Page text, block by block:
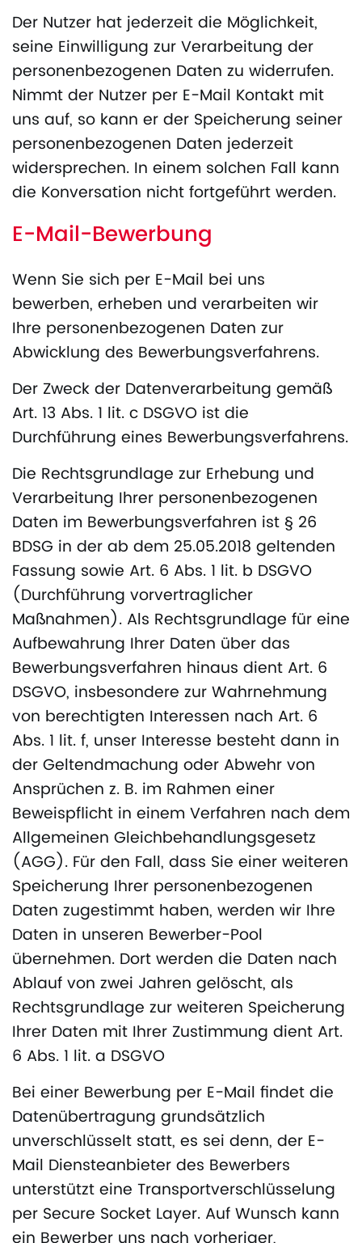
Der Nutzer hat jederzeit die Möglichkeit,
seine Einwilligung zur Verarbeitung der
personenbezogenen Daten zu widerrufen.
Nimmt der Nutzer per E-Mail Kontakt mit
uns auf, so kann er der Speicherung seiner
personenbezogenen Daten jederzeit
widersprechen. In einem solchen Fall kann
die Konversation nicht fortgeführt werden.
E-Mail-Bewerbung
Wenn Sie sich per E-Mail bei uns
bewerben, erheben und verarbeiten wir
Ihre personenbezogenen Daten zur
Abwicklung des Bewerbungsverfahrens.
Der Zweck der Datenverarbeitung gemäß
Art. 13 Abs. 1 lit. c DSGVO ist die
Durchführung eines Bewerbungsverfahrens.
Die Rechtsgrundlage zur Erhebung und
Verarbeitung Ihrer personenbezogenen
Daten im Bewerbungsverfahren ist § 26
BDSG in der ab dem 25.05.2018 geltenden
Fassung sowie Art. 6 Abs. 1 lit. b DSGVO
(Durchführung vorvertraglicher
Maßnahmen). Als Rechtsgrundlage für eine
Aufbewahrung Ihrer Daten über das
Bewerbungsverfahren hinaus dient Art. 6
DSGVO, insbesondere zur Wahrnehmung
von berechtigten Interessen nach Art. 6
Abs. 1 lit. f, unser Interesse besteht dann in
der Geltendmachung oder Abwehr von
Ansprüchen z. B. im Rahmen einer
Beweispflicht in einem Verfahren nach dem
Allgemeinen Gleichbehandlungsgesetz
(AGG). Für den Fall, dass Sie einer weiteren
Speicherung Ihrer personenbezogenen
Daten zugestimmt haben, werden wir Ihre
Daten in unseren Bewerber-Pool
übernehmen. Dort werden die Daten nach
Ablauf von zwei Jahren gelöscht, als
Rechtsgrundlage zur weiteren Speicherung
Ihrer Daten mit Ihrer Zustimmung dient Art.
6 Abs. 1 lit. a DSGVO
Bei einer Bewerbung per E-Mail findet die
Datenübertragung grundsätzlich
unverschlüsselt statt, es sei denn, der E-
Mail Diensteanbieter des Bewerbers
unterstützt eine Transportverschlüsselung
per Secure Socket Layer. Auf Wunsch kann